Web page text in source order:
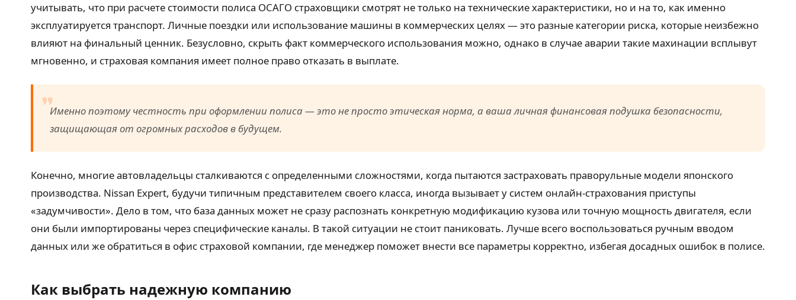
учитывать, что при расчете стоимости полиса ОСАГО страховщики смотрят не только на технические характеристики, но и на то, как именно
эксплуатируется транспорт. Личные поездки или использование машины в коммерческих целях — это разные категории риска, которые неизбежно
влияют на финальный ценник. Безусловно, скрыть факт коммерческого использования можно, однако в случае аварии такие махинации всплывут
мгновенно, и страховая компания имеет полное право отказать в выплате.
Именно поэтому честность при оформлении полиса — это не просто этическая норма, а ваша личная финансовая подушка безопасности,
защищающая от огромных расходов в будущем.
Конечно, многие автовладельцы сталкиваются с определенными сложностями, когда пытаются застраховать праворульные модели японского
производства. Nissan Expert, будучи типичным представителем своего класса, иногда вызывает у систем онлайн-страхования приступы
«задумчивости». Дело в том, что база данных может не сразу распознать конкретную модификацию кузова или точную мощность двигателя, если
они были импортированы через специфические каналы. В такой ситуации не стоит паниковать. Лучше всего воспользоваться ручным вводом
данных или же обратиться в офис страховой компании, где менеджер поможет внести все параметры корректно, избегая досадных ошибок в полисе.
Как выбрать надежную компанию